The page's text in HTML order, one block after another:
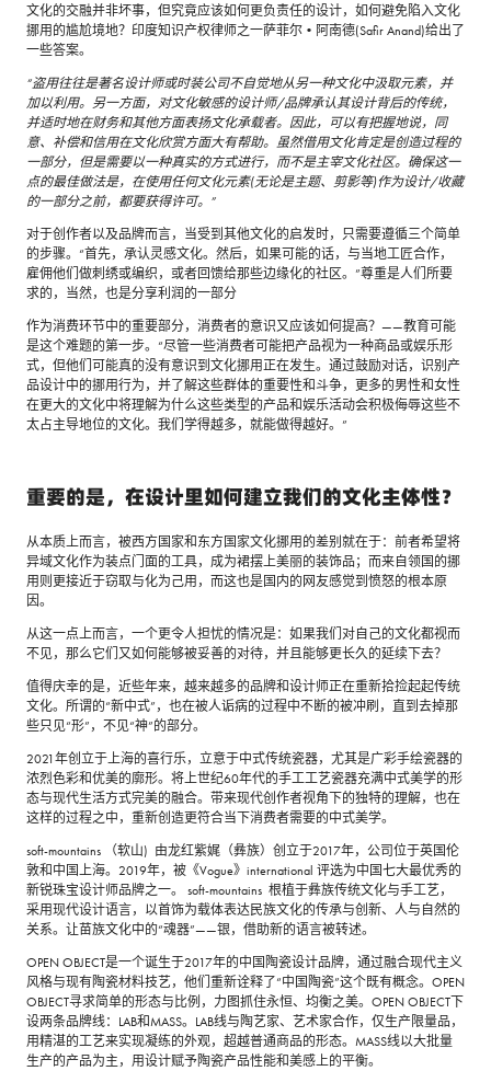
文化的交融并非坏事，但究竟应该如何更负责任的设计，如何避免陷入文化
挪用的尴尬境地？印度知识产权律师之一萨菲尔•阿南德(Safir Anand)给出了
一些答案。
“盗用往往是著名设计师或时装公司不自觉地从另一种文化中汲取元素，并
加以利用。另一方面，对文化敏感的设计师/品牌承认其设计背后的传统，
并适时地在财务和其他方面表扬文化承载者。因此，可以有把握地说，同
意、补偿和信用在文化欣赏方面大有帮助。虽然借用文化肯定是创造过程的
一部分，但是需要以一种真实的方式进行，而不是主宰文化社区。确保这一
点的最佳做法是，在使用任何文化元素(无论是主题、剪影等)作为设计/收藏
的一部分之前，都要获得许可。”
对于创作者以及品牌而言，当受到其他文化的启发时，只需要遵循三个简单
的步骤。“首先，承认灵感文化。然后，如果可能的话，与当地工匠合作，
雇佣他们做刺绣或编织，或者回馈给那些边缘化的社区。”尊重是人们所要
求的，当然，也是分享利润的一部分
作为消费环节中的重要部分，消费者的意识又应该如何提高？——教育可能
是这个难题的第一步。“尽管一些消费者可能把产品视为一种商品或娱乐形
式，但他们可能真的没有意识到文化挪用正在发生。通过鼓励对话，识别产
品设计中的挪用行为，并了解这些群体的重要性和斗争，更多的男性和女性
在更大的文化中将理解为什么这些类型的产品和娱乐活动会积极侮辱这些不
太占主导地位的文化。我们学得越多，就能做得越好。”
重要的是，在设计里如何建立我们的文化主体性？
从本质上而言，被西方国家和东方国家文化挪用的差别就在于：前者希望将
异域文化作为装点门面的工具，成为裙摆上美丽的装饰品；而来自领国的挪
用则更接近于窃取与化为己用，而这也是国内的网友感觉到愤怒的根本原
因。
从这一点上而言，一个更令人担忧的情况是：如果我们对自己的文化都视而
不见，那么它们又如何能够被妥善的对待，并且能够更长久的延续下去？
值得庆幸的是，近些年来，越来越多的品牌和设计师正在重新拾捡起起传统
文化。所谓的“新中式”，也在被人诟病的过程中不断的被冲刷，直到去掉那
些只见“形”，不见“神”的部分。
2021年创立于上海的喜行乐，立意于中式传统瓷器，尤其是广彩手绘瓷器的
浓烈色彩和优美的廓形。将上世纪60年代的手工工艺瓷器充满中式美学的形
态与现代生活方式完美的融合。带来现代创作者视角下的独特的理解，也在
这样的过程之中，重新创造更符合当下消费者需要的中式美学。
soft-mountains （软山) 由龙红紫娓（彝族）创立于2017年，公司位于英国伦
敦和中国上海。2019年，被《Vogue》international 评选为中国七大最优秀的
新锐珠宝设计师品牌之一。 soft-mountains 根植于彝族传统文化与手工艺，
采用现代设计语言，以首饰为载体表达民族文化的传承与创新、人与自然的
关系。让苗族文化中的“魂器”——银，借助新的语言被转述。
OPEN OBJECT是一个诞生于2017年的中国陶瓷设计品牌，通过融合现代主义
风格与现有陶瓷材料技艺，他们重新诠释了“中国陶瓷”这个既有概念。OPEN
OBJECT寻求简单的形态与比例，力图抓住永恒、均衡之美。OPEN OBJECT下
设两条品牌线：LAB和MASS。LAB线与陶艺家、艺术家合作，仅生产限量品，
用精湛的工艺来实现凝练的外观，超越普通商品的形态。MASS线以大批量
生产的产品为主，用设计赋予陶瓷产品性能和美感上的平衡。